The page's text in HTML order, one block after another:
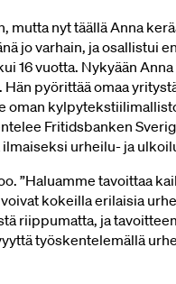
mutta nyt täällä Anna
jo varhain, ja osallistui
16 vuotta. Nykyään
pyörittää omaa
oman
Fritidsbanken
urheilu- ja
”Haluamme tavoittaa
kokeilla erilaisia
riippumatta, ja
työskentelemällä